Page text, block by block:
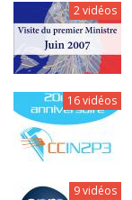
2 vidéos
16 vidéos
9 vidéos